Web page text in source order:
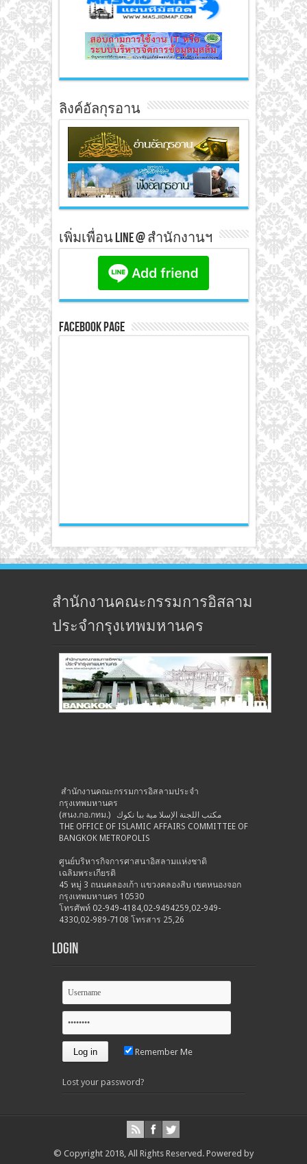
ลิงค์อัลกุรอาน
เพิ่มเพื่อน line @ สำนักงานฯ
Facebook Page
สำนักงานคณะกรรมการอิสลาม
ประจำกรุงเทพมหานคร
สำนักงานคณะกรรมการอิสลามประจำ
กรุงเทพมหานคร
(สนง.กอ.กทม.) مكتب اللجنة الإسلا مية ببا نكوك
THE OFFICE OF ISLAMIC AFFAIRS COMMITTEE OF
BANGKOK METROPOLIS
ศูนย์บริหารกิจการศาสนาอิสลามแห่งชาติ
เฉลิมพระเกียรติ
45 หมู่ 3 ถนนคลองเก้า แขวงคลองสิบ เขตหนองจอก
กรุงเทพมหานคร 10530
โทรศัพท์ 02-949-4184,02-9494259,02-949-
4330,02-989-7108 โทรสาร 25,26
Login
Remember Me
Lost your password?
© Copyright 2018, All Rights Reserved. Powered by